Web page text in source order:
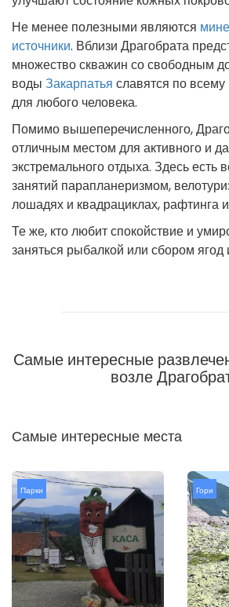
Не менее полезными являются
источники. Вблизи Драгобрата
множество скважин со свободным
воды Закарпатья славятся по
для любого человека.
Помимо вышеперечисленного,
отличным местом для активного и
экстремального отдыха. Здесь есть
занятий парапланеризмом,
лошадях и квадрациклах, рафтинга
Те же, кто любит спокойствие и
заняться рыбалкой или сбором ягод
Самые интересные
возле
Самые интересные места
Парки Гори